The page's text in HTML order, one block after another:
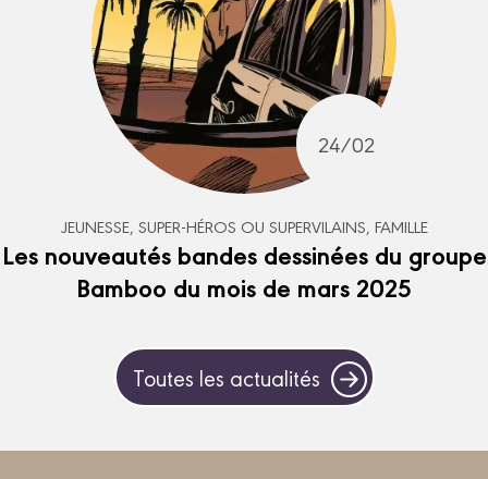
24/02
JEUNESSE, SUPER-HÉROS OU SUPERVILAINS, FAMILLE
Les nouveautés bandes dessinées du groupe
Bamboo du mois de mars 2025
Toutes les actualités